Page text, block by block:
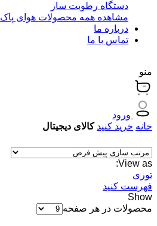
دستگاه رطوبت ساز
مشاهده همه محصولات هوای پاک
درباره ما
تماس با ما
منو
ورود
خانه خرید کنید کالای دیجیتال
View as:
توری
فهرست کنید
Show
محصولات در هر صفحه